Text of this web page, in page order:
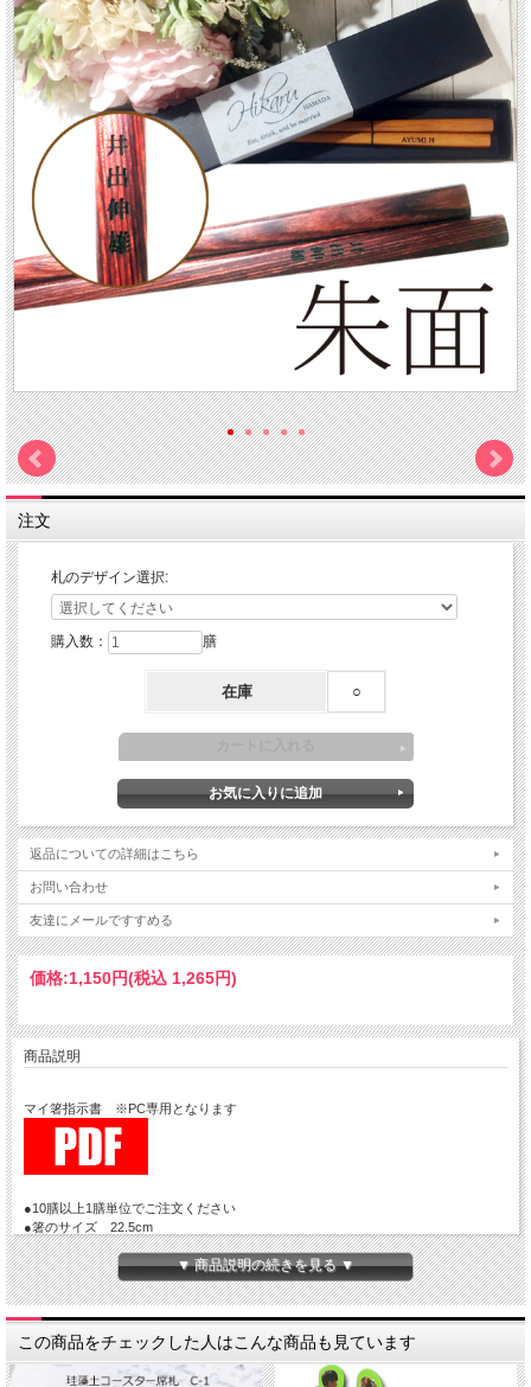
注文
札のデザイン選択:
購入数： 膳
在庫 ○
返品についての詳細はこちら
お問い合わせ
友達にメールですすめる
価格:1,150円(税込 1,265円)
商品説明
マイ箸指示書 ※PC専用となります
●10膳以上1膳単位でご注文ください
●箸のサイズ 22.5cm
●箱のサイズ 25cm×4cm×1.7cm
●納期２週間
●カート入れる数量はおおよそのご注文数でもかまいません。変更はサンプル確認
後でも可能です。
最終的な数が確定しましたらご請求金額をお知らせいたします。
▼ 商品説明の続きを見る ▼
この商品をチェックした人はこんな商品も見ています